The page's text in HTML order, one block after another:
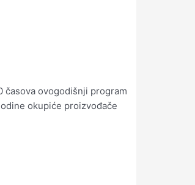
časova ovogodišnji program
okupiće proizvođače